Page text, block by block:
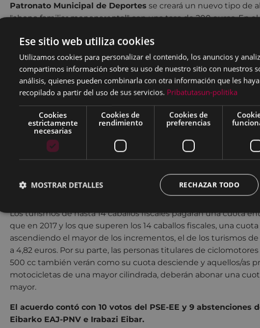
Patronato Municipal de Deportes se creará un nuevo tipo de
"abono familiar monoparental" con una tasa de 200 euros. En el
siguientes bonificaciones a favor de un solo vehículo turismo de
titularidad recaiga en algún miembro de la familia, en los
consideración de familia numerosa de acuerdo con la
progresividad: familias con 3 descendientes: 70%; familias con 4
familias con 5 o más descendientes: 90%.
Además, gozarán de una bonificación de hasta el 100 por 100
vehículos matriculados como históricos en la jefatura Provincial
conociera, tomando como tal la de su primera matriculación o,
que el correspondiente tipo o variante se dejó de fabricar.
Los turismos de hasta 14 caballos fiscales pagarán una cuota
que en 2017 y los que superen los 14 caballos fiscales, una cuota
ascendiendo el mayor de los incrementos, el de los turismos de
a 4,82 euros. Por su parte, las personas titulares de
500 cc también verán como su cuota desciende y aquellos/as
motocicletas de una mayor cilindrada, deberán abonar una
mayor.
El acuerdo contó con 10 votos del PSE-EE y 9 abstenciones
Eibarko EAJ-PNV e Irabazi Eibar.
Ese sitio web utiliza cookies
Utilizamos cookies para personalizar el contenido, los anuncios y
compartimos información sobre su uso de nuestro sitio con nuestros
análisis, quienes pueden combinarla con otra información que les
recopilado a partir del uso de sus servicios. Pribatutasun-politika
Cookies
estrictamente
necesarias
Cookies de
rendimiento
Cookies de
preferencias
RECHAZAR TODO
MOSTRAR DETALLES